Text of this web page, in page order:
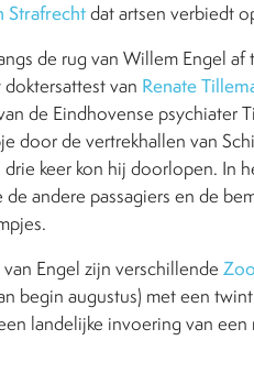
Strafrechtdat artsen verbiedt
de rug van Willem Engel
van Renate
de Eindhovense psychiater
door de vertrekhallen van
keer kon hij doorlopen. In
andere passagiers en de
Engel zijn verschillende
begin augustus) met een
landelijke invoering van een